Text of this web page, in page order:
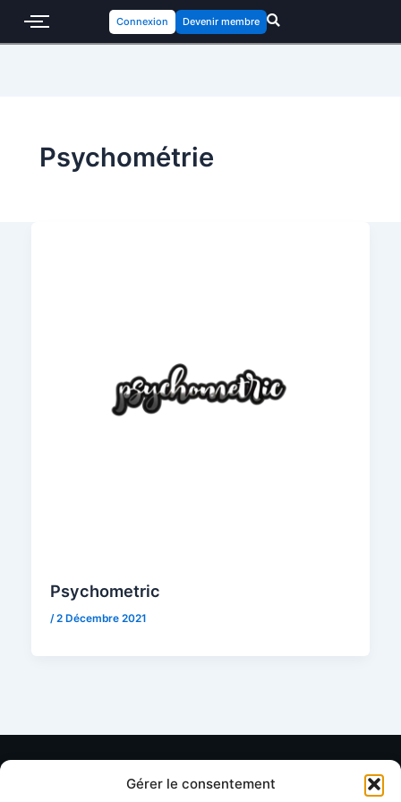
Gérer le consentement
Connexion Devenir membre
Psychométrie
Psychometric
/2 Décembre 2021